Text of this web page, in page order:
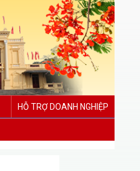
HỖ TRỢ DOANH NGHIỆP